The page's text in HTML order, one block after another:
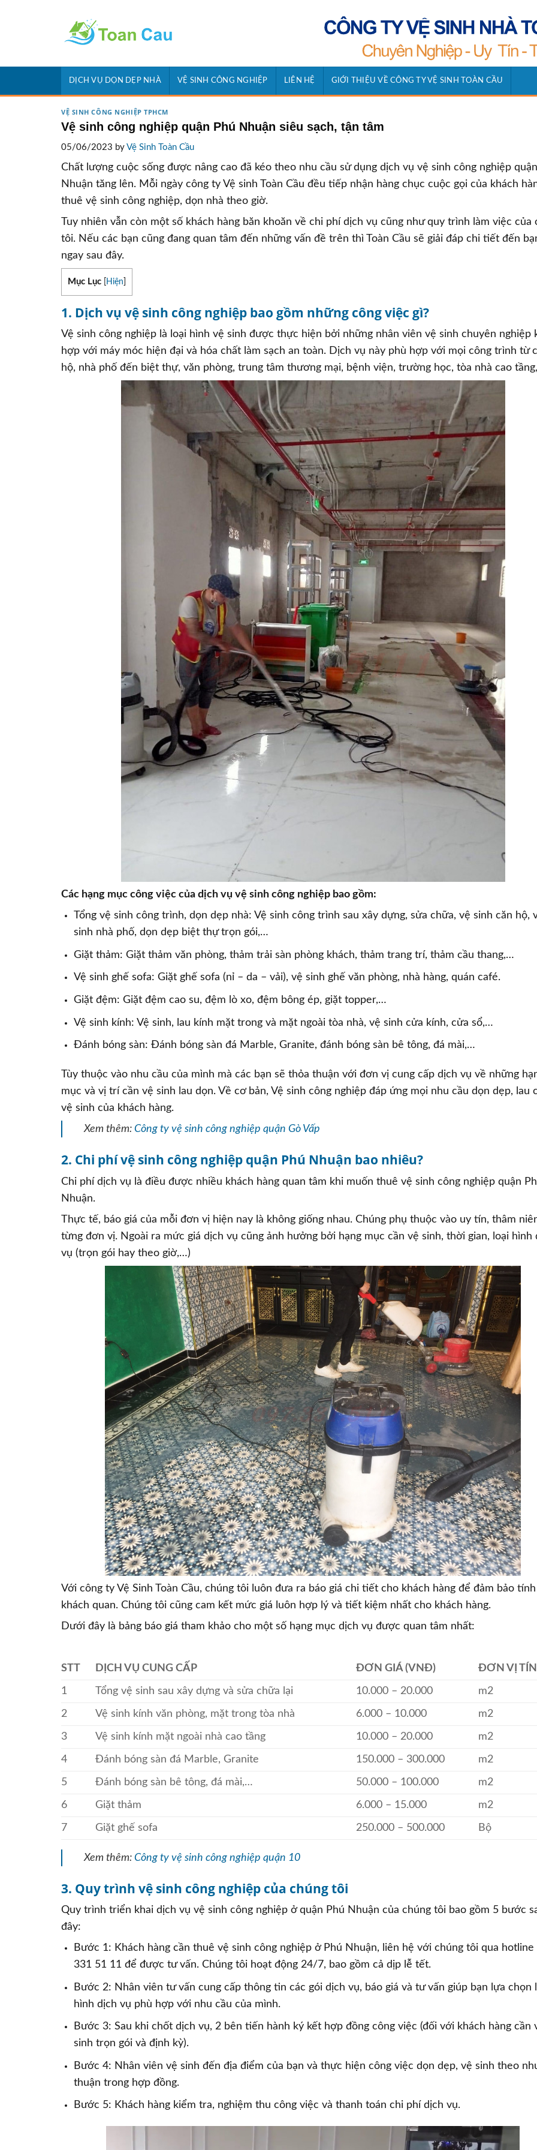
DỊCH VỤ DỌN DẸP NHÀ VỆ SINH CÔNG NGHIỆP LIÊN HỆ GIỚI THIỆU VỀ CÔNG TY VỆ SINH TOÀN CẦU
VỆ SINH CÔNG NGHIỆP TPHCM
Vệ sinh công nghiệp quận Phú Nhuận siêu sạch, tận tâm
05/06/2023 by Vệ Sinh Toàn Cầu
Chất lượng cuộc sống được nâng cao đã kéo theo nhu cầu sử dụng dịch vụ vệ sinh công nghiệp
Nhuận tăng lên. Mỗi ngày công ty Vệ sinh Toàn Cầu đều tiếp nhận hàng chục cuộc gọi của khách
thuê vệ sinh công nghiệp, dọn nhà theo giờ.
Tuy nhiên vẫn còn một số khách hàng băn khoăn về chi phí dịch vụ cũng như quy trình làm việc của
tôi. Nếu các bạn cũng đang quan tâm đến những vấn đề trên thì Toàn Cầu sẽ giải đáp chi tiết đến
ngay sau đây.
Mục Lục Hiện
1. Dịch vụ vệ sinh công nghiệp bao gồm những công việc gì?
Vệ sinh công nghiệp là loại hình vệ sinh được thực hiện bởi những nhân viên vệ sinh chuyên nghiệp
hợp với máy móc hiện đại và hóa chất làm sạch an toàn. Dịch vụ này phù hợp với mọi công trình từ
hộ, nhà phố đến biệt thự, văn phòng, trung tâm thương mại, bệnh viện, trường học, tòa nhà cao
Các hạng mục công việc của dịch vụ vệ sinh công nghiệp bao gồm:
Tổng vệ sinh công trình, dọn dẹp nhà: Vệ sinh công trình sau xây dựng, sửa chữa, vệ sinh căn hộ,
sinh nhà phố, dọn dẹp biệt thự trọn gói,…
Giặt thảm: Giặt thảm văn phòng, thảm trải sàn phòng khách, thảm trang trí, thảm cầu thang,…
Vệ sinh ghế sofa: Giặt ghế sofa (nỉ – da – vải), vệ sinh ghế văn phòng, nhà hàng, quán café.
Giặt đệm: Giặt đệm cao su, đệm lò xo, đệm bông ép, giặt topper,…
Vệ sinh kính: Vệ sinh, lau kính mặt trong và mặt ngoài tòa nhà, vệ sinh cửa kính, cửa sổ,…
Đánh bóng sàn: Đánh bóng sàn đá Marble, Granite, đánh bóng sàn bê tông, đá mài,…
Tùy thuộc vào nhu cầu của mình mà các bạn sẽ thỏa thuận với đơn vị cung cấp dịch vụ về những
mục và vị trí cần vệ sinh lau dọn. Về cơ bản, Vệ sinh công nghiệp đáp ứng mọi nhu cầu dọn dẹp, lau
vệ sinh của khách hàng.
Xem thêm: Công ty vệ sinh công nghiệp quận Gò Vấp
2. Chi phí vệ sinh công nghiệp quận Phú Nhuận bao nhiêu?
Chi phí dịch vụ là điều được nhiều khách hàng quan tâm khi muốn thuê vệ sinh công nghiệp quận
Nhuận.
Thực tế, báo giá của mỗi đơn vị hiện nay là không giống nhau. Chúng phụ thuộc vào uy tín, thâm
từng đơn vị. Ngoài ra mức giá dịch vụ cũng ảnh hưởng bởi hạng mục cần vệ sinh, thời gian, loại hình
vụ (trọn gói hay theo giờ,…)
Với công ty Vệ Sinh Toàn Cầu, chúng tôi luôn đưa ra báo giá chi tiết cho khách hàng để đảm bảo tính
khách quan. Chúng tôi cũng cam kết mức giá luôn hợp lý và tiết kiệm nhất cho khách hàng.
Dưới đây là bảng báo giá tham khảo cho một số hạng mục dịch vụ được quan tâm nhất:
STT DỊCH VỤ CUNG CẤP ĐƠN GIÁ (VNĐ) ĐƠN VỊ
1 Tổng vệ sinh sau xây dựng và sửa chữa lại 10.000 – 20.000 m2
2 Vệ sinh kính văn phòng, mặt trong tòa nhà 6.000 – 10.000 m2
3 Vệ sinh kính mặt ngoài nhà cao tầng 10.000 – 20.000 m2
4 Đánh bóng sàn đá Marble, Granite 150.000 – 300.000 m2
5 Đánh bóng sàn bê tông, đá mài,… 50.000 – 100.000 m2
6 Giặt thảm 6.000 – 15.000 m2
7 Giặt ghế sofa 250.000 – 500.000 Bộ
Xem thêm: Công ty vệ sinh công nghiệp quận 10
3. Quy trình vệ sinh công nghiệp của chúng tôi
Quy trình triển khai dịch vụ vệ sinh công nghiệp ở quận Phú Nhuận của chúng tôi bao gồm 5 bước
đây:
Bước 1: Khách hàng cần thuê vệ sinh công nghiệp ở Phú Nhuận, liên hệ với chúng tôi qua hotline
331 51 11 để được tư vấn. Chúng tôi hoạt động 24/7, bao gồm cả dịp lễ tết.
Bước 2: Nhân viên tư vấn cung cấp thông tin các gói dịch vụ, báo giá và tư vấn giúp bạn lựa chọn
hình dịch vụ phù hợp với nhu cầu của mình.
Bước 3: Sau khi chốt dịch vụ, 2 bên tiến hành ký kết hợp đồng công việc (đối với khách hàng cần
sinh trọn gói và định kỳ).
Bước 4: Nhân viên vệ sinh đến địa điểm của bạn và thực hiện công việc dọn dẹp, vệ sinh theo
thuận trong hợp đồng.
Bước 5: Khách hàng kiểm tra, nghiệm thu công việc và thanh toán chi phí dịch vụ.